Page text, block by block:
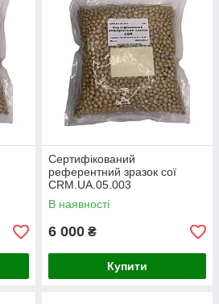
Сертифікований
референтний зразок сої
CRM.UA.05.003
В наявності
6 000 ₴
Купити